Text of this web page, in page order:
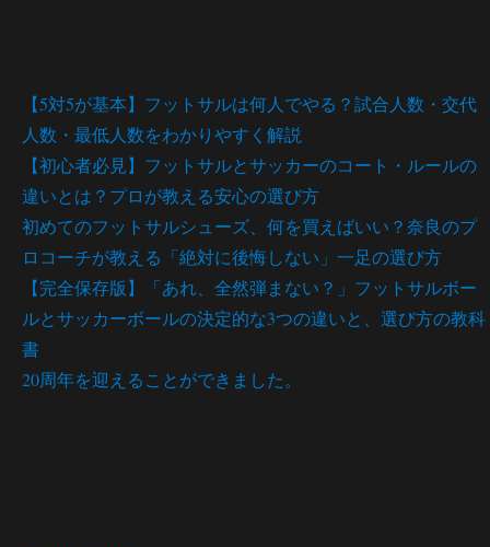
【5対5が基本】フットサルは何人でやる？試合人数・交代
人数・最低人数をわかりやすく解説
【初心者必見】フットサルとサッカーのコート・ルールの
違いとは？プロが教える安心の選び方
初めてのフットサルシューズ、何を買えばいい？奈良のプ
ロコーチが教える「絶対に後悔しない」一足の選び方
【完全保存版】「あれ、全然弾まない？」フットサルボー
ルとサッカーボールの決定的な3つの違いと、選び方の教科
書
20周年を迎えることができました。